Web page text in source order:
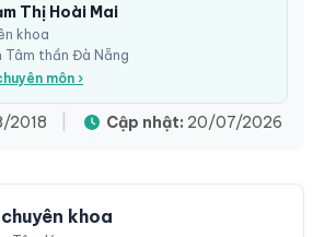
Thị Hoài Mai
khoa
Tâm thần Đà Nẵng
môn ›
2018 Cập nhật: 20/07/2026
khoa